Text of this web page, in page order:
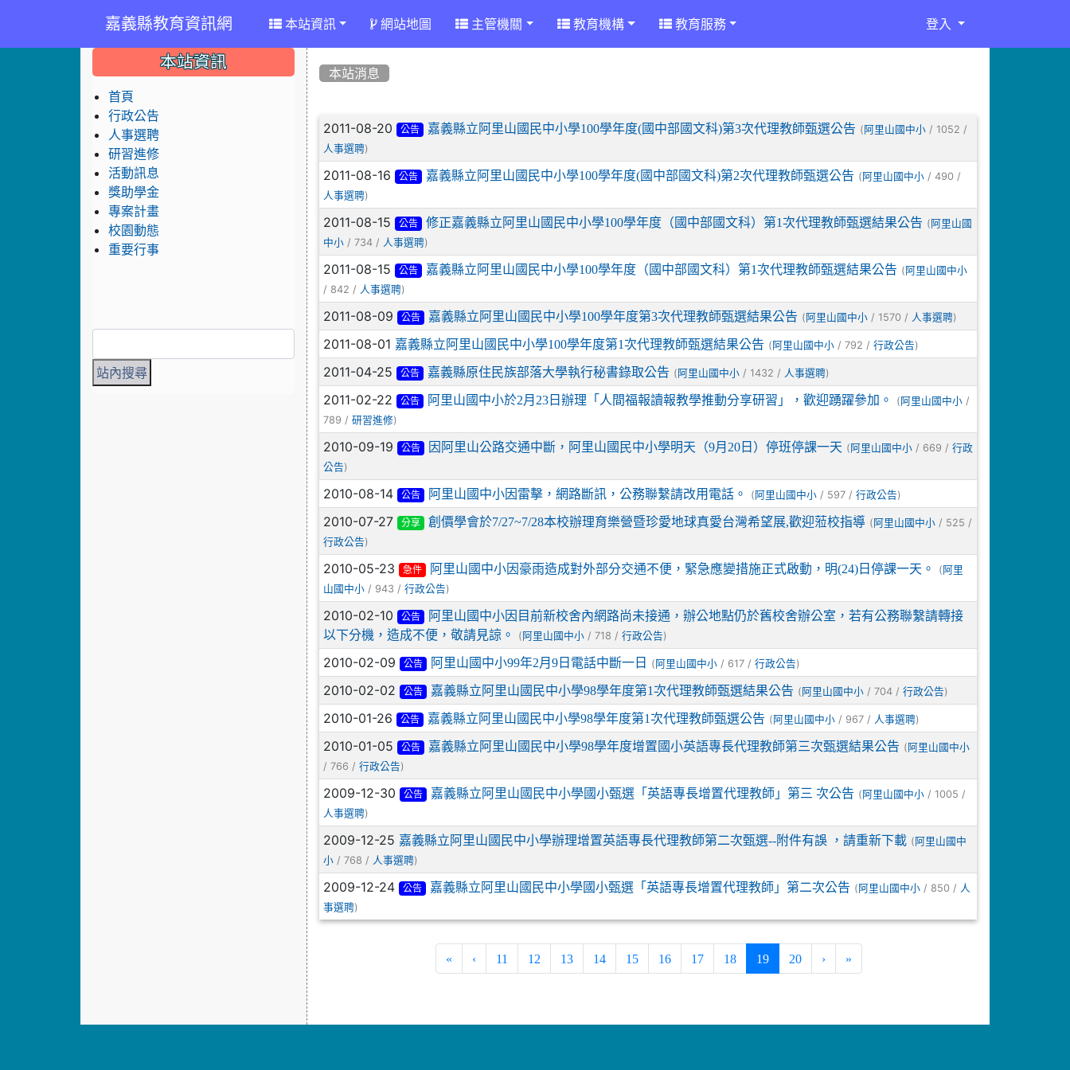
嘉義縣教育資訊網 本站資訊 網站地圖 主管機關 教育機構 教育服務 登入
本站消息
文章列表
2011-08-20 公告 嘉義縣立阿里山國民中小學100學年度(國中部國文科)第3次代理教師甄選公告 ( 阿里山國中小 / 1052 /
人事選聘)
2011-08-16 公告 嘉義縣立阿里山國民中小學100學年度(國中部國文科)第2次代理教師甄選公告 (阿里山國中小 / 490 /
人事選聘)
2011-08-15 公告 修正嘉義縣立阿里山國民中小學100學年度（國中部國文科）第1次代理教師甄選結果公告 ( 阿里山國
中小 / 734 / 人事選聘)
2011-08-15 公告 嘉義縣立阿里山國民中小學100學年度（國中部國文科）第1次代理教師甄選結果公告 (阿里山國中小
/ 842 / 人事選聘)
2011-08-09 公告 嘉義縣立阿里山國民中小學100學年度第3次代理教師甄選結果公告 ( 阿里山國中小 / 1570 / 人事選聘)
2011-08-01 嘉義縣立阿里山國民中小學100學年度第1次代理教師甄選結果公告 (阿里山國中小 / 792 /行政公告)
2011-04-25 公告 嘉義縣原住民族部落大學執行秘書錄取公告 ( 阿里山國中小 / 1432 / 人事選聘)
2011-02-22 公告 阿里山國中小於2月23日辦理「人間福報讀報教學推動分享研習」，歡迎踴躍參加。 (阿里山國中小 /
789 /研習進修)
2010-09-19 公告 因阿里山公路交通中斷，阿里山國民中小學明天（9月20日）停班停課一天 ( 阿里山國中小 / 669 / 行政
公告)
2010-08-14 公告 阿里山國中小因雷擊，網路斷訊，公務聯繫請改用電話。 (阿里山國中小 / 597 / 行政公告)
2010-07-27 分享 創價學會於7/27~7/28本校辦理育樂營暨珍愛地球真愛台灣希望展,歡迎蒞校指導 ( 阿里山國中小 / 525 /
行政公告)
2010-05-23 急件 阿里山國中小因豪雨造成對外部分交通不便，緊急應變措施正式啟動，明(24)日停課一天。 (阿里
山國中小 / 943 /行政公告)
2010-02-10 公告
阿里山國中小因目前新校舍內網路尚未接通，辦公地點仍於舊校舍辦公室，若有公務聯繫請轉接
以下分機，造成不便，敬請見諒。
( 阿里山國中小 / 718 /行政公告)
2010-02-09 公告 阿里山國中小99年2月9日電話中斷一日 (阿里山國中小 / 617 / 行政公告)
2010-02-02 公告 嘉義縣立阿里山國民中小學98學年度第1次代理教師甄選結果公告 ( 阿里山國中小 / 704 / 行政公告)
2010-01-26 公告 嘉義縣立阿里山國民中小學98學年度第1次代理教師甄選公告 (阿里山國中小 / 967 / 人事選聘)
2010-01-05 公告 嘉義縣立阿里山國民中小學98學年度增置國小英語專長代理教師第三次甄選結果公告 ( 阿里山國中小
/ 766 /行政公告)
2009-12-30 公告 嘉義縣立阿里山國民中小學國小甄選「英語專長增置代理教師」第三 次公告 (阿里山國中小 / 1005 /
人事選聘)
2009-12-25 嘉義縣立阿里山國民中小學辦理增置英語專長代理教師第二次甄選--附件有誤 ，請重新下載 ( 阿里山國中
小 / 768 / 人事選聘)
2009-12-24 公告 嘉義縣立阿里山國民中小學國小甄選「英語專長增置代理教師」第二次公告 (阿里山國中小 / 850 / 人
事選聘)
« ‹ 11 12 13 14 15 16 17 18 19(current)
20 › »
::: 本站資訊
首頁
行政公告
人事選聘
研習進修
活動訊息
獎助學金
專案計畫
校園動態
重要行事